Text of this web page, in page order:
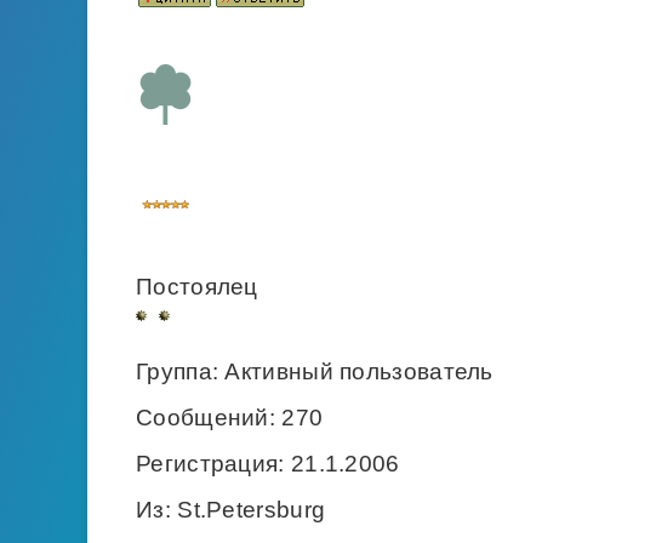
Постоялец
Группа: Активный пользователь
Сообщений: 270
Регистрация: 21.1.2006
Из: St.Petersburg